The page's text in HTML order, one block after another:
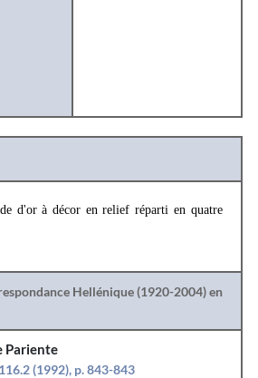
d'or à décor en relief réparti en quatre
Hellénique (1920-2004) en
Pariente
(1992), p. 843-843